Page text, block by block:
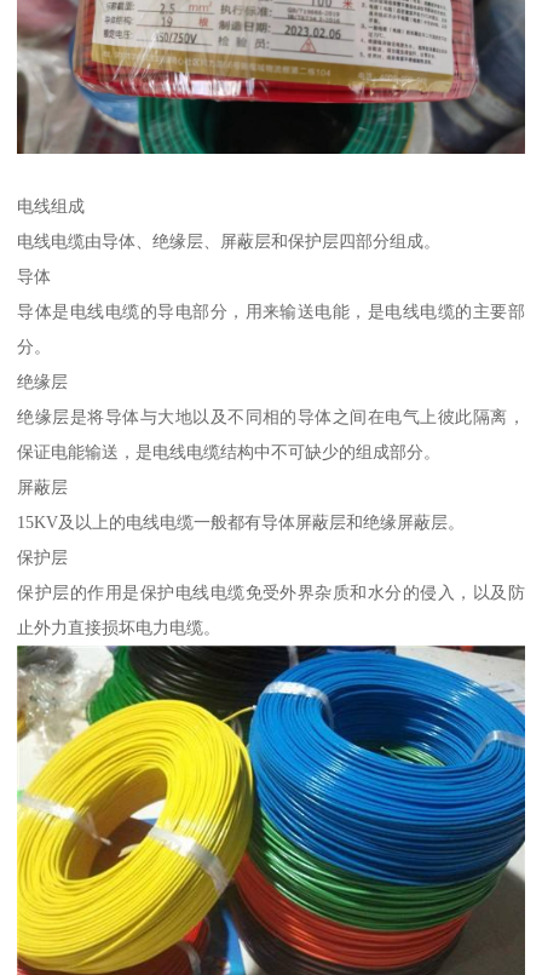
电线组成
电线电缆由导体、绝缘层、屏蔽层和保护层四部分组成。
导体
导体是电线电缆的导电部分，用来输送电能，是电线电缆的主要部
分。
绝缘层
绝缘层是将导体与大地以及不同相的导体之间在电气上彼此隔离，
保证电能输送，是电线电缆结构中不可缺少的组成部分。
屏蔽层
15KV及以上的电线电缆一般都有导体屏蔽层和绝缘屏蔽层。
保护层
保护层的作用是保护电线电缆免受外界杂质和水分的侵入，以及防
止外力直接损坏电力电缆。